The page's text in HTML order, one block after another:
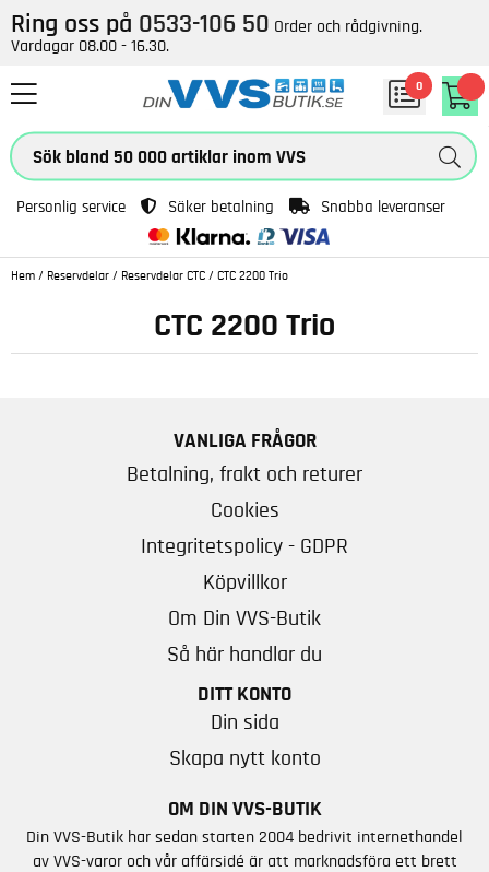
Ring oss på 0533-106 50 Order och rådgivning.
Vardagar 08.00 - 16.30.
0
Personlig service Säker betalning Snabba leveranser
Hem / Reservdelar / Reservdelar CTC / CTC 2200 Trio
CTC 2200 Trio
VANLIGA FRÅGOR
Betalning, frakt och returer
Cookies
Integritetspolicy - GDPR
Köpvillkor
Om Din VVS-Butik
Så här handlar du
DITT KONTO
Din sida
Skapa nytt konto
OM DIN VVS-BUTIK
Din VVS-Butik har sedan starten 2004 bedrivit internethandel
av VVS-varor och vår affärsidé är att marknadsföra ett brett